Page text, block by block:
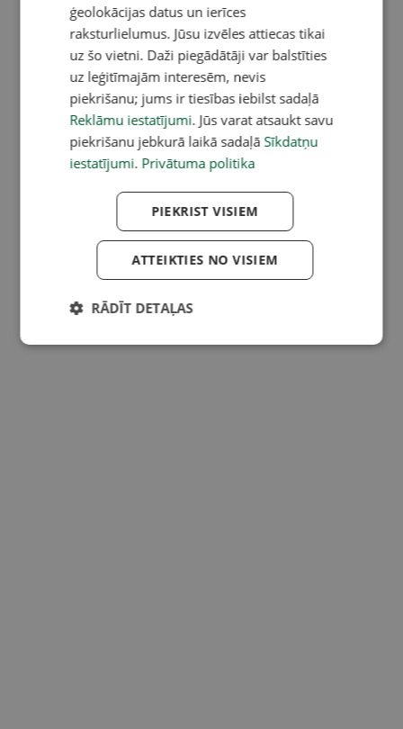
ģeolokācijas datus un ierīces
raksturlielumus. Jūsu izvēles attiecas tikai
uz šo vietni. Daži piegādātāji var balstīties
uz leģitīmajām interesēm, nevis
piekrišanu; jums ir tiesības iebilst sadaļā
Reklāmu iestatījumi. Jūs varat atsaukt savu
piekrišanu jebkurā laikā sadaļā Sīkdatņu
iestatījumi. Privātuma politika
PIEKRIST VISIEM
ATTEIKTIES NO VISIEM
RĀDĪT DETAĻAS